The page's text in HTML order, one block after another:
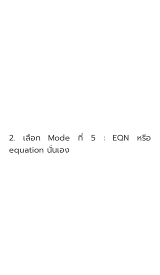
2. เลือก Mode ที่ 5 : EQN หรือ
equation นั่นเอง